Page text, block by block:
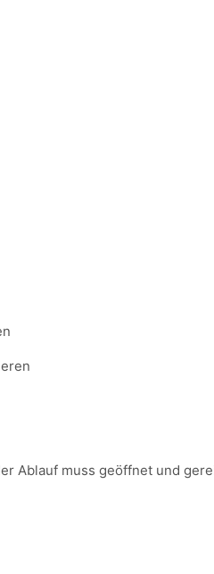
Ablauf muss geöffnet und